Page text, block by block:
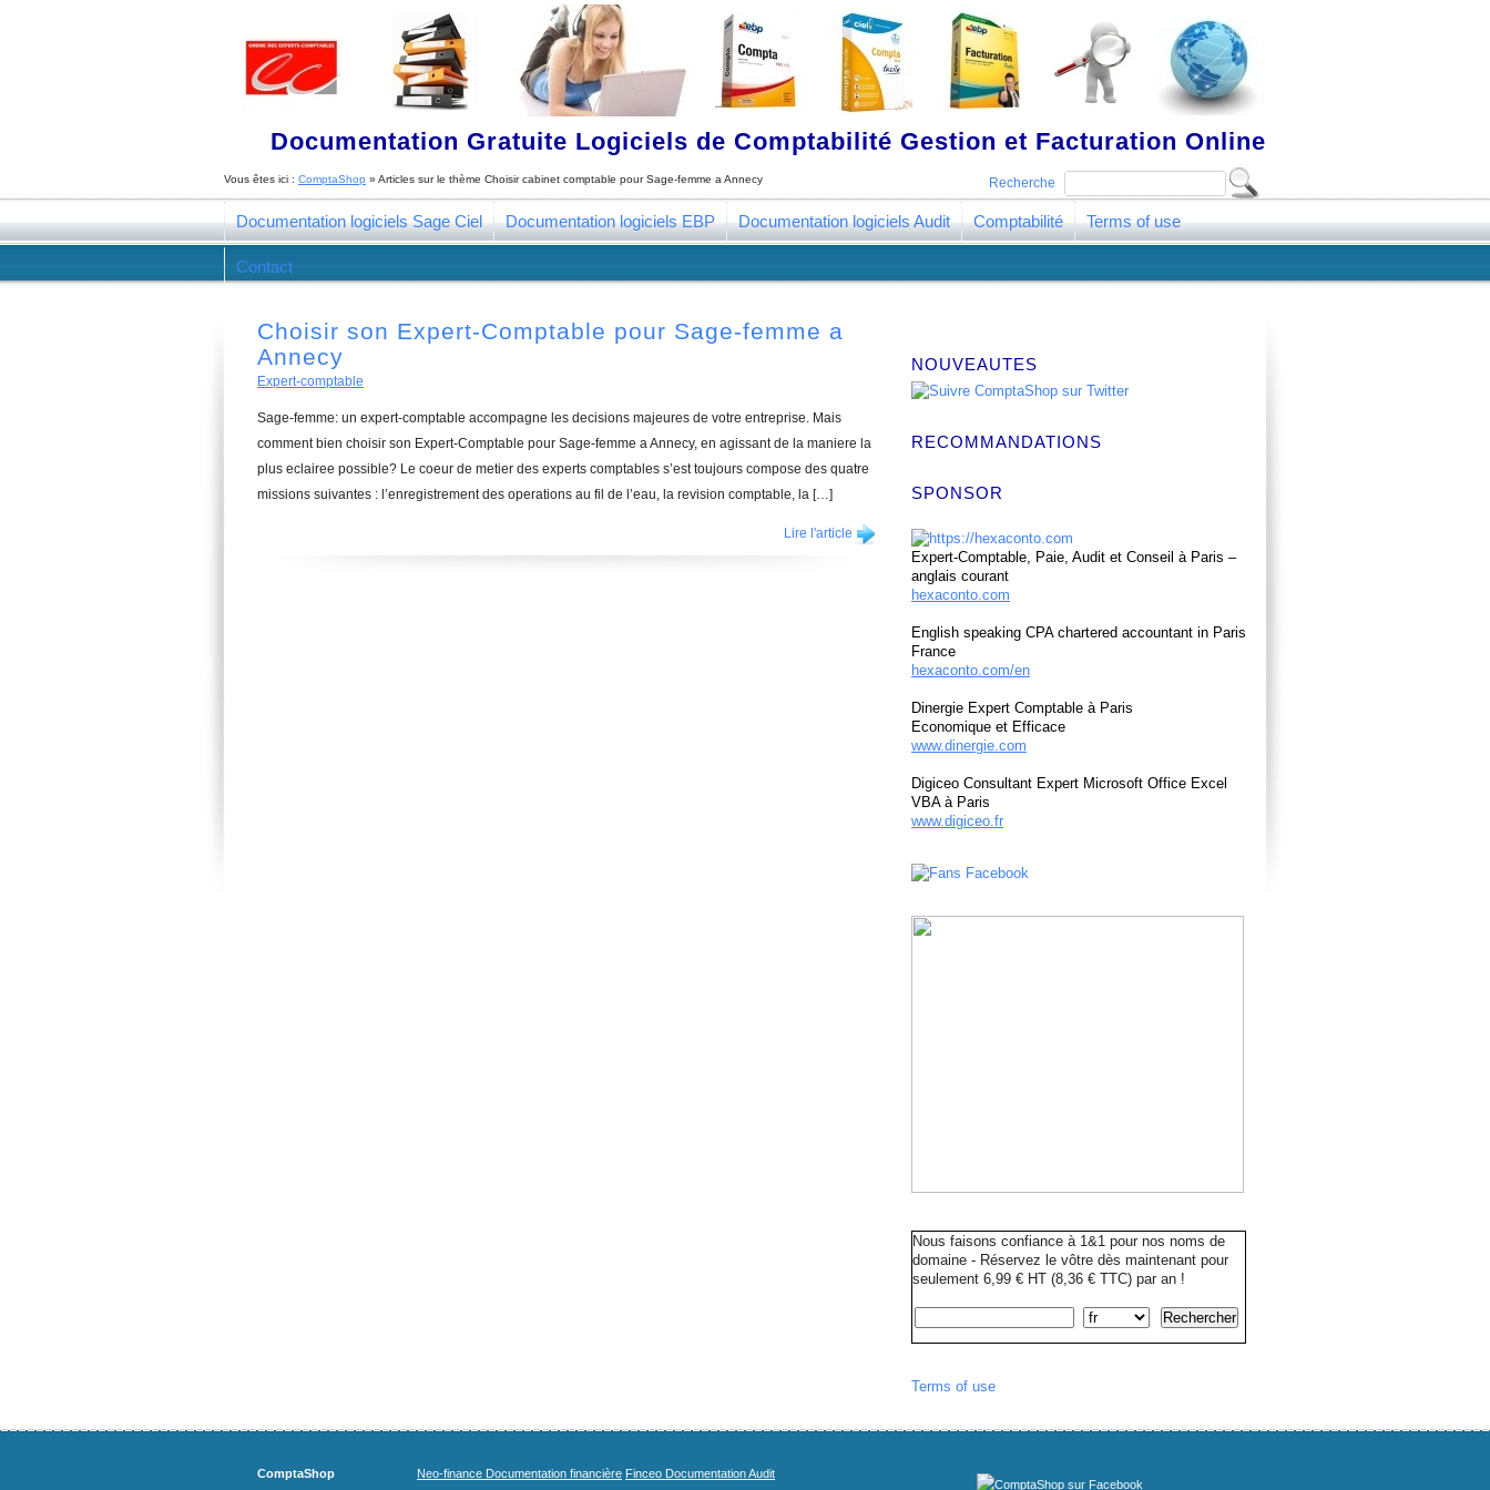
Documentation Gratuite Logiciels de Comptabilité Gestion et Facturation Online
Recherche
Vous êtes ici : ComptaShop » Articles sur le thème Choisir cabinet comptable pour Sage-femme a Annecy
Documentation logiciels Sage Ciel Documentation logiciels EBP Documentation logiciels Audit Comptabilité Terms of use
Contact
Choisir son Expert-Comptable pour Sage-femme a
Annecy
Expert-comptable
Sage-femme: un expert-comptable accompagne les decisions majeures de votre entreprise. Mais
comment bien choisir son Expert-Comptable pour Sage-femme a Annecy, en agissant de la maniere la
plus eclairee possible? Le coeur de metier des experts comptables s’est toujours compose des quatre
missions suivantes : l’enregistrement des operations au fil de l’eau, la revision comptable, la […]
Lire l'article
NOUVEAUTES
RECOMMANDATIONS
SPONSOR
Expert-Comptable, Paie, Audit et Conseil à Paris –
anglais courant
hexaconto.com
English speaking CPA chartered accountant in Paris
France
hexaconto.com/en
Dinergie Expert Comptable à Paris
Economique et Efficace
www.dinergie.com
Digiceo Consultant Expert Microsoft Office Excel
VBA à Paris
www.digiceo.fr
Nous faisons confiance à 1&1 pour nos noms de
domaine - Réservez le vôtre dès maintenant pour
seulement 6,99 € HT (8,36 € TTC) par an !
Terms of use
ComptaShop Neo-finance Documentation financière Finceo Documentation Audit